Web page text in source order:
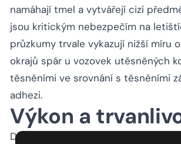
namáhají tmel a vytvářejí cizí
jsou kritickým nebezpečím na
průzkumy trvale vykazují nižší míru
okrajů spár u vozovek utěsněných
těsněními ve srovnání s těsněními
adhezi.
Výkon a
Dlouhodobý výkon předtvarovaných